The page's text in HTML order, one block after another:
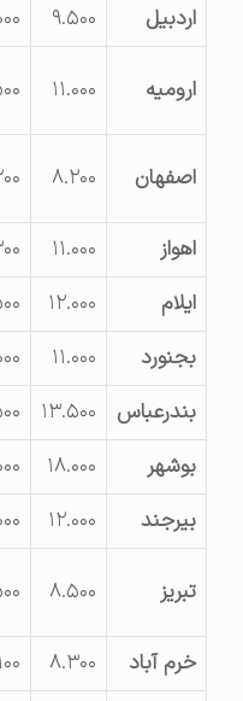
اردبیل
۹.۵۰۰ ۱۰.۰۰۰
ارومیه ۱۱.۰۰۰ ۱۱.۵۰۰
اصفهان ۸.۲۰۰ ۸.۲۰۰
۱۱.۰۰۰ ۹.۳۰۰
۱۲.۰۰۰ ۹.۵۰۰
بجنورد
۱۱.۰۰۰ ۱۱.۰۰۰
بندرعباس
۱۳.۵۰۰ ۱۴.۵۰۰
بوشهر
۱۸.۰۰۰ ۱۸.۰۰۰
بیرجند
۱۲.۰۰۰ ۱۴.۰۰۰
۸.۵۰۰ ۱۰.۵۰۰
خرم آباد
۸.۳۰۰ ۸.۱۰۰